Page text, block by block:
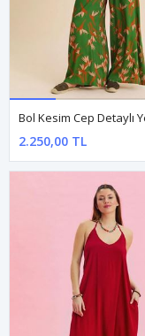
2.250,00 TL